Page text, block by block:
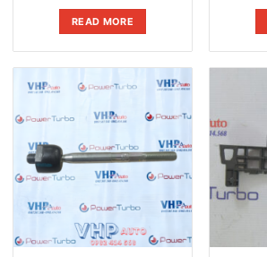
READ MORE